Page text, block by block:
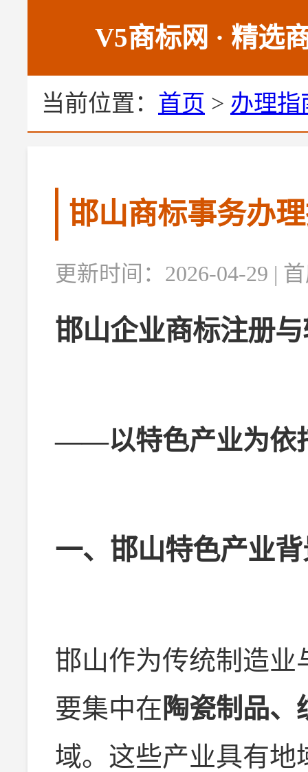
V5商标网 · 精选
当前位置： 首页 > 办理指
邯山商标事务办
更新时间：2026-04-29 |
邯山企业商标注册
——以特色产业为依
一、邯山特色产业
邯山作为传统制造业
要集中在 陶瓷制品、
域。这些产业具有地